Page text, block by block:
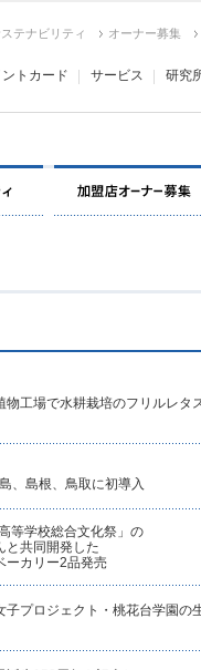
テナビリティ オーナー募集
トカード サービス 研究
物工場で水耕栽培のフリルレタ
、島根、鳥取に初導入
等学校総合文化祭」の
と共同開発した
ーカリー2品発売
子プロジェクト・桃花台学園の